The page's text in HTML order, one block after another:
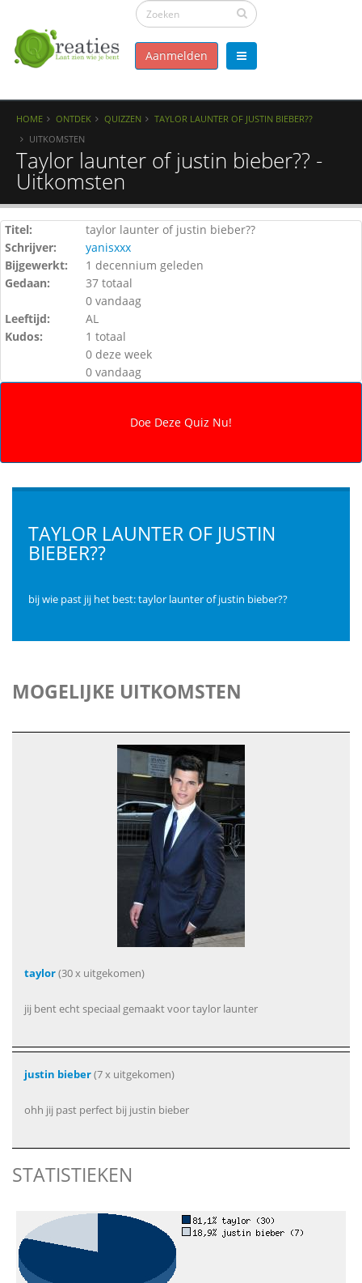
Aanmelden
HOME ONTDEK QUIZZEN
TAYLOR LAUNTER OF JUSTIN BIEBER??
UITKOMSTEN
Taylor launter of justin bieber?? -
Uitkomsten
Titel:
taylor launter of justin bieber??
Schrijver:
yanisxxx
Bijgewerkt:
1 decennium geleden
Gedaan:
37 totaal
0 vandaag
Leeftijd:
AL
Kudos:
1 totaal
0 deze week
0 vandaag
TAYLOR LAUNTER OF JUSTIN
BIEBER??
bij wie past jij het best: taylor launter of justin bieber??
MOGELIJKE UITKOMSTEN
taylor(30 x uitgekomen)
jij bent echt speciaal gemaakt voor taylor launter
justin bieber(7 x uitgekomen)
ohh jij past perfect bij justin bieber
STATISTIEKEN